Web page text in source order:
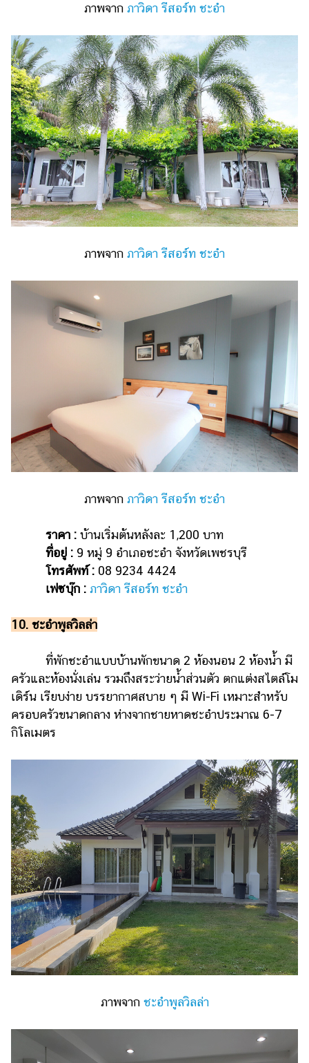
ภาพจาก ภาวิดา รีสอร์ท ชะอำ
ภาพจาก ภาวิดา รีสอร์ท ชะอำ
ภาพจาก ภาวิดา รีสอร์ท ชะอำ
ราคา : บ้านเริ่มต้นหลังละ 1,200 บาท
ที่อยู่ : 9 หมู่ 9 อำเภอชะอำ จังหวัดเพชรบุรี
โทรศัพท์ : 08 9234 4424
เฟซบุ๊ก : ภาวิดา รีสอร์ท ชะอำ
10. ชะอำพูลวิลล่า
ที่พักชะอำแบบบ้านพักขนาด 2 ห้องนอน 2 ห้องน้ำ มี
ครัวและห้องนั่งเล่น รวมถึงสระว่ายน้ำส่วนตัว ตกแต่งสไตล์โม
เดิร์น เรียบง่าย บรรยากาศสบาย ๆ มี Wi-Fi เหมาะสำหรับ
ครอบครัวขนาดกลาง ห่างจากชายหาดชะอำประมาณ 6-7
กิโลเมตร
ภาพจาก ชะอำพูลวิลล่า